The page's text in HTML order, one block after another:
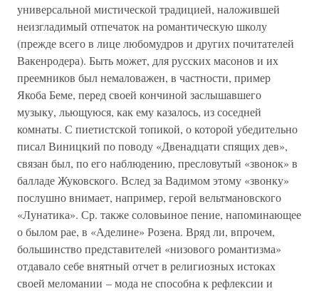
универсальной мистической традицией, наложившей
неизгладимый отпечаток на романтическую школу
(прежде всего в лице любомудров и других почитателей
Вакенродера). Быть может, для русских масонов и их
преемников был немаловажен, в частности, пример
Якоба Беме, перед своей кончиной заслышавшего
музыку, льющуюся, как ему казалось, из соседней
комнаты. С пиетистской топикой, о которой убедительно
писал Виницкий по поводу «Двенадцати спящих дев»,
связан был, по его наблюдению, пресловутый «звонок» в
балладе Жуковского. Вслед за Вадимом этому «звонку»
послушно внимает, например, герой вельтмановского
«Лунатика». Ср. также соловьиное пение, напоминающее
о былом рае, в «Аделине» Розена. Вряд ли, впрочем,
большинство представителей «низового романтизма»
отдавало себе внятный отчет в религиозных истоках
своей меломании – мода не способна к рефлексии и